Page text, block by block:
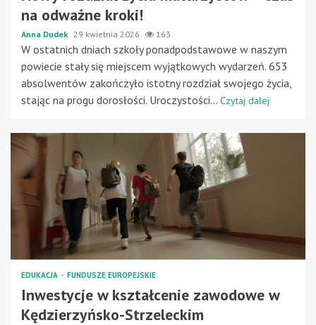
na odważne kroki!
Anna Dudek 29 kwietnia 2026 163
W ostatnich dniach szkoły ponadpodstawowe w naszym
powiecie stały się miejscem wyjątkowych wydarzeń. 653
absolwentów zakończyło istotny rozdział swojego życia,
stając na progu dorosłości. Uroczystości... Czytaj dalej
EDUKACJA FUNDUSZE EUROPEJSKIE
Inwestycje w kształcenie zawodowe w
Kędzierzyńsko-Strzeleckim